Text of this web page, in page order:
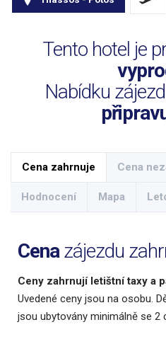
Tento hotel je
Nabídku
Cena zahrnuje Cena
Hodnocení Mapa
Cenazájezdu
Ceny zahrnují letištní taxy a
Uvedené ceny jsou na osobu.
jsou ubytovány minimálně se 2